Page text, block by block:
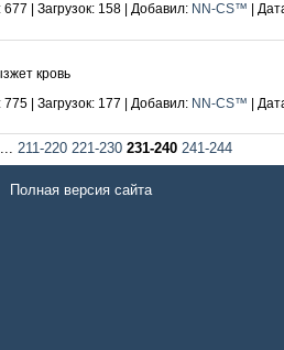
677 Загрузок: 158 Добавил: NN-CS™
кровь
775 | Загрузок: 177 | Добавил: NN-CS™ |
211-220 221-230 231-240 241-244
Полная версия сайта